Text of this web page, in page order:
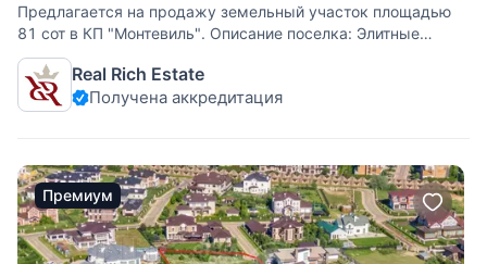
Предлагается на продажу земельный участок площадью
81 сот в КП "Монтевиль". Описание поселка: Элитные
домовладения в КП Monteville находятся на 23-м км
Новорижского шоссе, в экологически чистом Истринском
районе, на берегу
Real Rich Estate
Получена аккредитация
Премиум